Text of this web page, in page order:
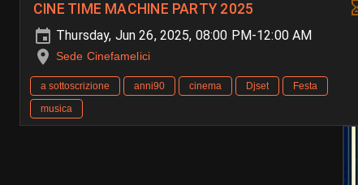
CINE TIME MACHINE PARTY 2025
Thursday, Jun 26, 2025, 08:00 PM-12:00 AM
Sede Cinefamelici
a sottoscrizione anni90 cinema Djset
Festa
musica